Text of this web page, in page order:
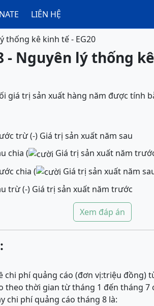
LIÊN HỆ
thống kê kinh tế - EG20
- Nguyên lý thống
giá trị sản xuất hàng năm được tính
trừ (-) Giá trị sản xuất năm sau
chia (
Giá trị sản xuất năm
chia (
Giá trị sản xuất năm
trừ (-) Giá trị sản xuất năm trước
Xem đáp án
chi phí quảng cáo (đơn vị:triệu đồng)
theo thời gian từ tháng 1 đến tháng 7
chi phí quảng cáo tháng 8 là: